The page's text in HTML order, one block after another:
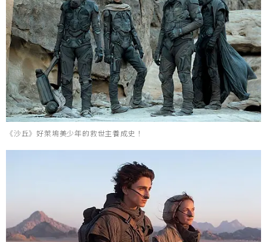
《沙丘》好萊塢美少年的救世主養成史！